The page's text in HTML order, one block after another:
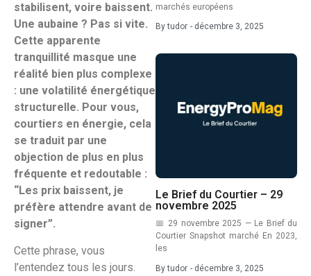
stabilisent, voire baissent.
Une aubaine ? Pas si vite.
Cette apparente
tranquillité masque une
réalité bien plus complexe
: une volatilité énergétique
structurelle. Pour vous,
courtiers en énergie, cela
se traduit par une
objection de plus en plus
fréquente et redoutable :
“Les prix baissent, je
préfère attendre avant de
signer”.
Cette phrase, vous
l’entendez tous les jours.
marchés européens
Bytudor - décembre 3, 2025
Le Brief du Courtier – 29
novembre 2025
📅 29 novembre 2025 — Le Brief du
Courtier Snapshot marché En 2023,
les
Bytudor - décembre 3, 2025